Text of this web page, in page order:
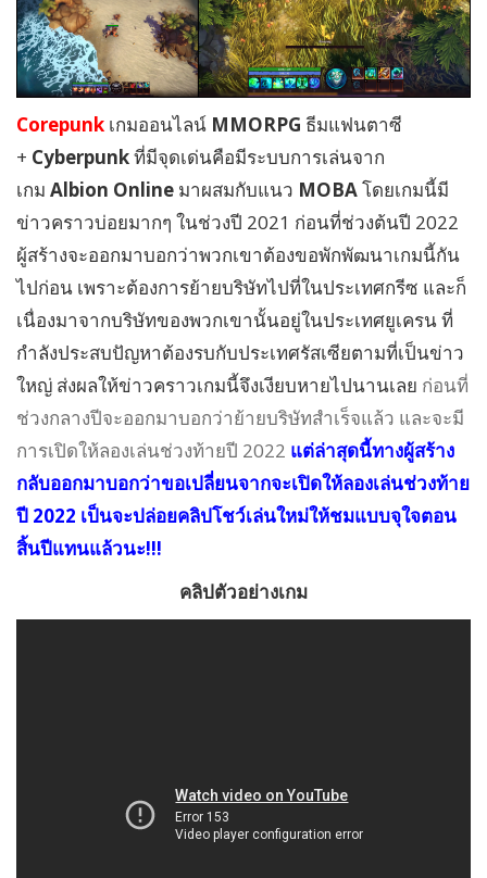
Corepunk เกมออนไลน์ MMORPG ธีมแฟนตาซี
+ Cyberpunkที่มีจุดเด่นคือมีระบบการเล่นจาก
เกม Albion Online มาผสมกับแนว MOBAโดยเกมนี้มี
ข่าวคราวบ่อยมากๆ ในช่วงปี 2021 ก่อนที่ช่วงต้นปี 2022
ผู้สร้างจะออกมาบอกว่าพวกเขาต้องขอพักพัฒนาเกมนี้กัน
ไปก่อน เพราะต้องการย้ายบริษัทไปที่ในประเทศกรีซ และก็
เนื่องมาจากบริษัทของพวกเขานั้นอยู่ในประเทศยูเครน ที่
กำลังประสบปัญหาต้องรบกับประเทศรัสเซียตามที่เป็นข่าว
ใหญ่ ส่งผลให้ข่าวคราวเกมนี้จึงเงียบหายไปนานเลย ก่อนที่
ช่วงกลางปีจะออกมาบอกว่าย้ายบริษัทสำเร็จแล้ว และจะมี
การเปิดให้ลองเล่นช่วงท้ายปี 2022 แต่ล่าสุดนี้ทางผู้สร้าง
กลับออกมาบอกว่าขอเปลี่ยนจากจะเปิดให้ลองเล่นช่วงท้าย
ปี 2022 เป็นจะปล่อยคลิปโชว์เล่นใหม่ให้ชมแบบจุใจตอน
สิ้นปีแทนแล้วนะ!!!
คลิปตัวอย่างเกม